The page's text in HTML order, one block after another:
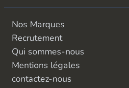
Nos Marques
Recrutement
Qui sommes-nous
Mentions légales
contactez-nous